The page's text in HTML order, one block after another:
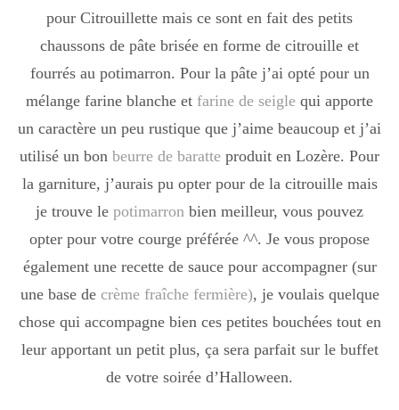
pour Citrouillette mais ce sont en fait des petits
chaussons de pâte brisée en forme de citrouille et
fourrés au potimarron. Pour la pâte j’ai opté pour un
mélange farine blanche et farine de seigle qui apporte
un caractère un peu rustique que j’aime beaucoup et j’ai
utilisé un bon beurre de baratte produit en Lozère. Pour
la garniture, j’aurais pu opter pour de la citrouille mais
je trouve le potimarron bien meilleur, vous pouvez
opter pour votre courge préférée ^^. Je vous propose
également une recette de sauce pour accompagner (sur
une base de crème fraîche fermière), je voulais quelque
chose qui accompagne bien ces petites bouchées tout en
leur apportant un petit plus, ça sera parfait sur le buffet
de votre soirée d’Halloween.